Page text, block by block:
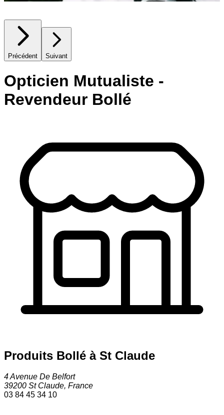
Précédent Suivant
Opticien Mutualiste -
Revendeur Bollé
Produits Bollé à St Claude
4 Avenue De Belfort
39200 St Claude, France
03 84 45 34 10